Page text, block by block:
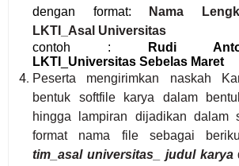
dengan format:
Nama
LKTI_Asal Universitas
contoh :
Rudi
LKTI
Universitas Sebelas Maret
Peserta mengirimkan naskah
bentuk softfile karya dalam
hingga lampiran dijadikan dalam
format nama file sebagai
tim_asal universitas_ judul karya